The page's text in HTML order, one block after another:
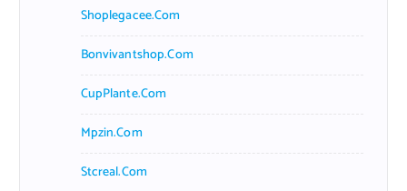
Shoplegacee.com
Bonvivantshop.com
CupPlante.com
Mpzin.com
Stcreal.com